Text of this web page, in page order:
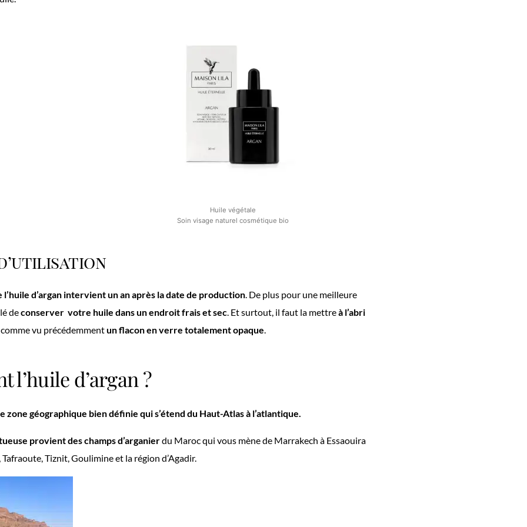
Huile végétale
Soin visage naturel cosmétique bio
d’argan intervient un an après la date de production. De plus pour une meilleure
deconserver votre huile dans un endroit frais et sec. Et surtout, il faut la mettreà l’abri
vu précédemmentun flacon en verre totalement opaque.
l’huile d’argan ?
zone géographique bien définie qui s’étend du Haut-Atlas à l’atlantique.
provient des champs d’arganierdu Maroc qui vous mène de Marrakech à Essaouira
Tiznit, Goulimine et la région d’Agadir.